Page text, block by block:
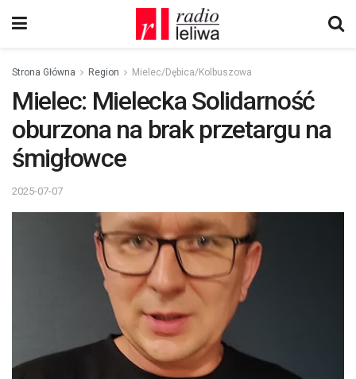
Strona Główna Region Mielec/Dębica/Kolbuszowa
Mielec: Mielecka Solidarność
oburzona na brak przetargu na
śmigłowce
2025-07-07